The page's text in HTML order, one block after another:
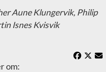
Aune Klungervik, Philip
Isnes Kvisvik
om: